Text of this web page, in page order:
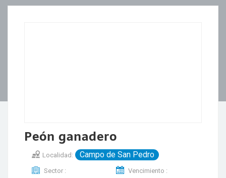
Peón ganadero
Localidad: Campo de San Pedro
Sector :
Vencimiento :